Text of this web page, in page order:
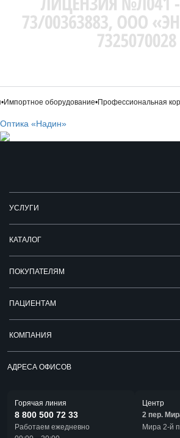
Импортное оборудование•Профессиональная
Оптика «Надин»
УСЛУГИ
КАТАЛОГ
ПОКУПАТЕЛЯМ
ПАЦИЕНТАМ
КОМПАНИЯ
АДРЕСА ОФИСОВ
Горячая линия
8 800 500 72 33
Работаем ежедневно
Центр
2 пер.
Мира 2-й